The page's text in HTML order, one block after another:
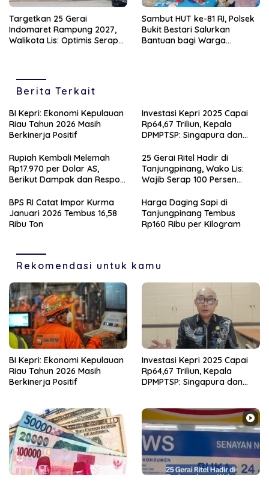
Targetkan 25 Gerai
Indomaret Rampung 2027,
Walikota Lis: Optimis Serap
Sambut HUT ke-81 RI, Polsek
Bukit Bestari Salurkan
Bantuan bagi Warga
Berita Terkait
BI Kepri: Ekonomi Kepulauan
Riau Tahun 2026 Masih
Berkinerja Positif
Investasi Kepri 2025 Capai
Rp64,67 Triliun, Kepala
DPMPTSP: Singapura dan
Utama
Rupiah Kembali Melemah
Rp17.970 per Dolar AS,
Berikut Dampak dan Respon
25 Gerai Ritel Hadir di
Tanjungpinang, Wako Lis:
Wajib Serap 100 Persen
BPS RI Catat Impor Kurma
Januari 2026 Tembus 16,58
Ribu Ton
Harga Daging Sapi di
Tanjungpinang Tembus
Rp160 Ribu per Kilogram
Rekomendasi untuk kamu
BI Kepri: Ekonomi Kepulauan
Riau Tahun 2026 Masih
Berkinerja Positif
Investasi Kepri 2025 Capai
Rp64,67 Triliun, Kepala
DPMPTSP: Singapura dan